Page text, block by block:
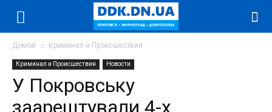
Домой Криминал и Происшествия
Криминал и Происшествия Новости
У Покровську
заарештували 4-х